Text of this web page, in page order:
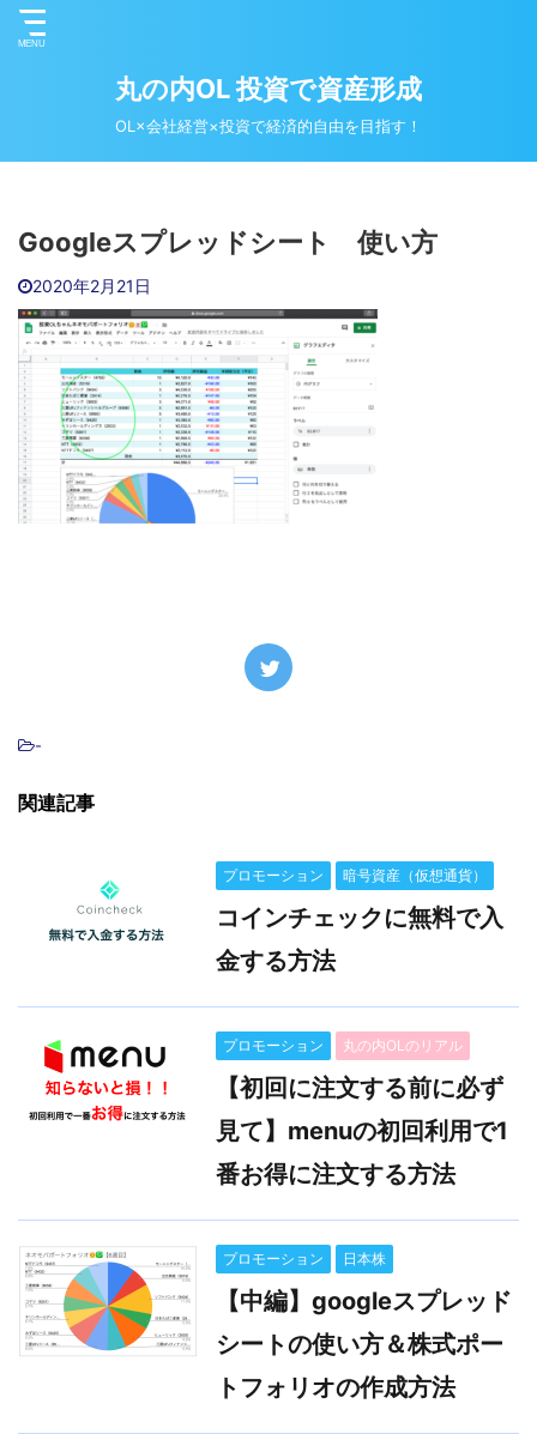
丸の内OL 投資で資産形成
OL×会社経営×投資で経済的自由を目指す！
Googleスプレッドシート 使い方
2020年2月21日
-
関連記事
プロモーション 暗号資産（仮想通貨）
コインチェックに無料で入
金する方法
プロモーション 丸の内OLのリアル
【初回に注文する前に必ず
見て】menuの初回利用で1
番お得に注文する方法
プロモーション 日本株
【中編】googleスプレッド
シートの使い方＆株式ポー
トフォリオの作成方法